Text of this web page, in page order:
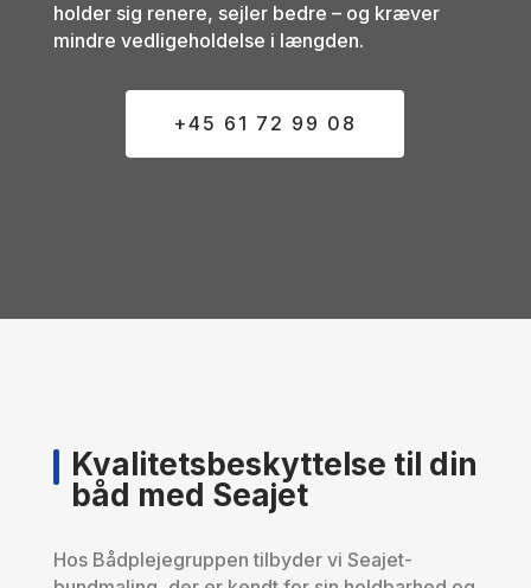
holder sig renere, sejler bedre – og kræver
mindre vedligeholdelse i længden.
+45 61 72 99 08
Kvalitetsbeskyttelse til din
båd med Seajet
Hos Bådplejegruppen tilbyder vi Seajet-